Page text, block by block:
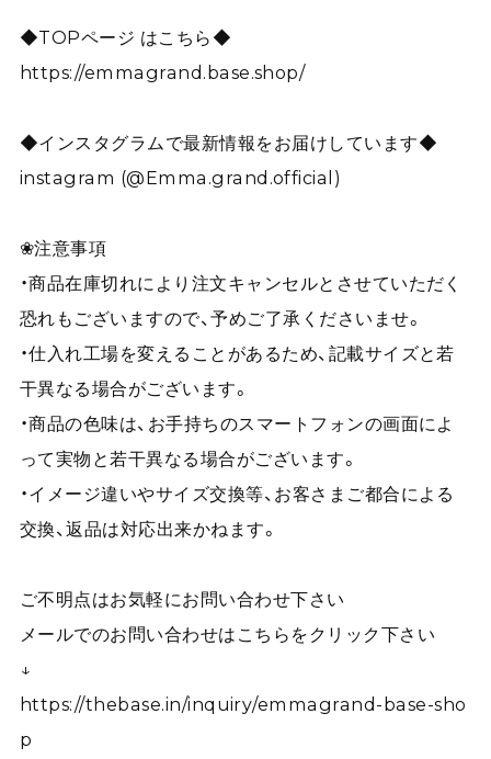
◆TOPページ はこちら◆
https://emmagrand.base.shop/
◆インスタグラムで最新情報をお届けしています◆
instagram (@Emma.grand.official)
❀注意事項
・商品在庫切れにより注文キャンセルとさせていただく
恐れもございますので、予めご了承くださいませ。
・仕入れ工場を変えることがあるため、記載サイズと若
干異なる場合がございます。
・商品の色味は、お手持ちのスマートフォンの画面によ
って実物と若干異なる場合がございます。
・イメージ違いやサイズ交換等、お客さまご都合による
交換、返品は対応出来かねます。
ご不明点はお気軽にお問い合わせ下さい
メールでのお問い合わせはこちらをクリック下さい
↓
https://thebase.in/inquiry/emmagrand-base-sho
p